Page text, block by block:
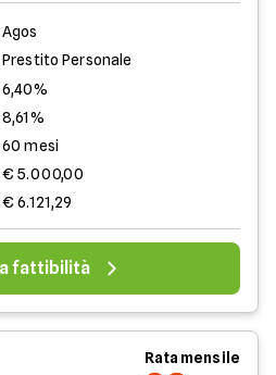
Agos
Prestito Personale
6,40%
8,61%
60 mesi
€ 5.000,00
€ 6.121,29
fattibilità
Rata mensile